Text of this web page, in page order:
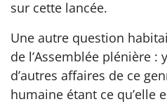
sur cette lancée.
Une autre question
de l’Assemblée plénière :
d’autres affaires de ce
humaine étant ce qu’elle